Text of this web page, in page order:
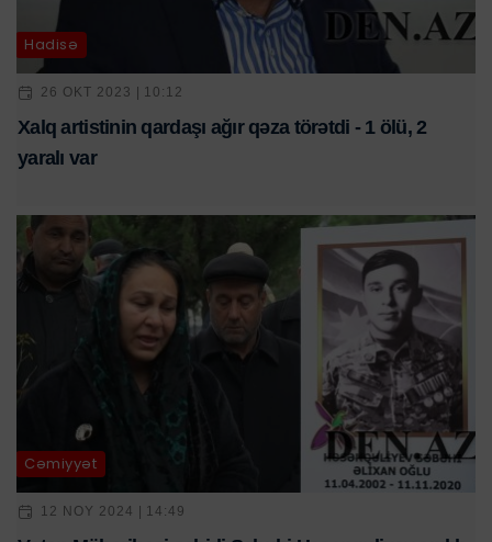
Hadisə
26 OKT 2023 | 10:12
Xalq artistinin qardaşı ağır qəza törətdi - 1 ölü, 2
yaralı var
Cəmiyyət
12 NOY 2024 | 14:49